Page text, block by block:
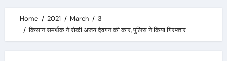
Home 2021 March
3
किसान समर्थक ने रोकी अजय देवगन की कार, पुलिस ने किया गिरफ्तार